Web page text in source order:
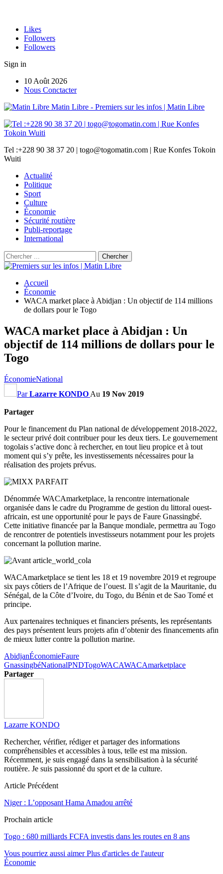
Likes
Followers
Followers
Sign in
10 Août 2026
Nous Conctacter
Matin Libre - Premiers sur les infos | Matin Libre
Tel :+228 90 38 37 20 | togo@togomatin.com | Rue Konfes Tokoin
Wuiti
Actualité
Politique
Sport
Culture
Économie
Sécurité routière
Publi-reportage
International
Accueil
Économie
WACA market place à Abidjan : Un objectif de 114 millions
de dollars pour le Togo
WACA market place à Abidjan : Un
objectif de 114 millions de dollars pour le
Togo
ÉconomieNational
ParLazarre KONDO Au 19 Nov 2019
Partager
Pour le financement du Plan national de développement 2018-2022,
le secteur privé doit contribuer pour les deux tiers. Le gouvernement
togolais s’active donc à rechercher, en tout lieu propice et à tout
moment qui s’y prête, les investissements nécessaires pour la
réalisation des projets prévus.
Dénommée WACAmarketplace, la rencontre internationale
organisée dans le cadre du Programme de gestion du littoral ouest-
africain, est une opportunité pour le pays de Faure Gnassingbé.
Cette initiative financée par la Banque mondiale, permettra au Togo
de rencontrer de potentiels investisseurs notamment pour les projets
concernant la pollution marine.
WACAmarketplace se tient les 18 et 19 novembre 2019 et regroupe
six pays côtiers de l’Afrique de l’ouest. Il s’agit de la Mauritanie, du
Sénégal, de la Côte d’Ivoire, du Togo, du Bénin et de Sao Tomé et
principe.
Aux partenaires techniques et financiers présents, les représentants
des pays présentent leurs projets afin d’obtenir des financements afin
de mieux lutter contre la pollution marine.
AbidjanÉconomieFaure
GnassingbéNationalPNDTogoWACAWACAmarketplace
Partager
Lazarre KONDO
Rechercher, vérifier, rédiger et partager des informations
compréhensibles et accessibles à tous, telle est ma mission.
Récemment, je suis engagé dans la sensibilisation à la sécurité
routière. Je suis passionné du sport et de la culture.
Article Précédent
Niger : L’opposant Hama Amadou arrêté
Prochain article
Togo : 680 milliards FCFA investis dans les routes en 8 ans
Vous pourriez aussi aimer Plus d'articles de l'auteur
Économie